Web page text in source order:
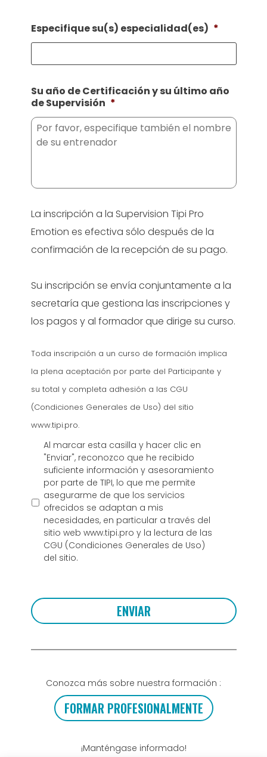
Especifique su(s) especialidad(es) *
Su año de Certificación y su último año
de Supervisión *
La inscripción a la Supervision Tipi Pro
Emotion es efectiva sólo después de la
confirmación de la recepción de su pago.
Su inscripción se envía conjuntamente a la
secretaría que gestiona las inscripciones y
los pagos y al formador que dirige su curso.
Terms *
Toda inscripción a un curso de formación implica
la plena aceptación por parte del Participante y
su total y completa adhesión a las CGU
(Condiciones Generales de Uso) del sitio
www.tipi.pro.
Al marcar esta casilla y hacer clic en
"Enviar", reconozco que he recibido
suficiente información y asesoramiento
por parte de TIPI, lo que me permite
asegurarme de que los servicios
ofrecidos se adaptan a mis
necesidades, en particular a través del
sitio web www.tipi.pro y la lectura de las
CGU (Condiciones Generales de Uso)
del sitio.
Conozca más sobre nuestra formación :
FORMAR PROFESIONALMENTE
¡Manténgase informado!